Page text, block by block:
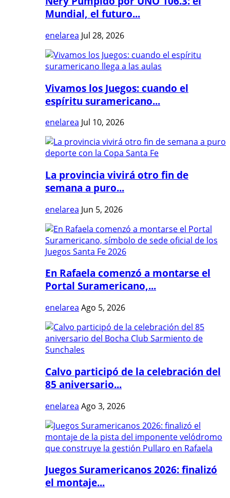
Mundial, el futuro...
enelarea Jul 28, 2026
Vivamos los Juegos: cuando el
espíritu suramericano...
enelarea Jul 10, 2026
La provincia vivirá otro fin de
semana a puro...
enelarea Jun 5, 2026
En Rafaela comenzó a montarse el
Portal Suramericano,...
enelarea Ago 5, 2026
Calvo participó de la celebración del
85 aniversario...
enelarea Ago 3, 2026
Juegos Suramericanos 2026: finalizó
el montaje...